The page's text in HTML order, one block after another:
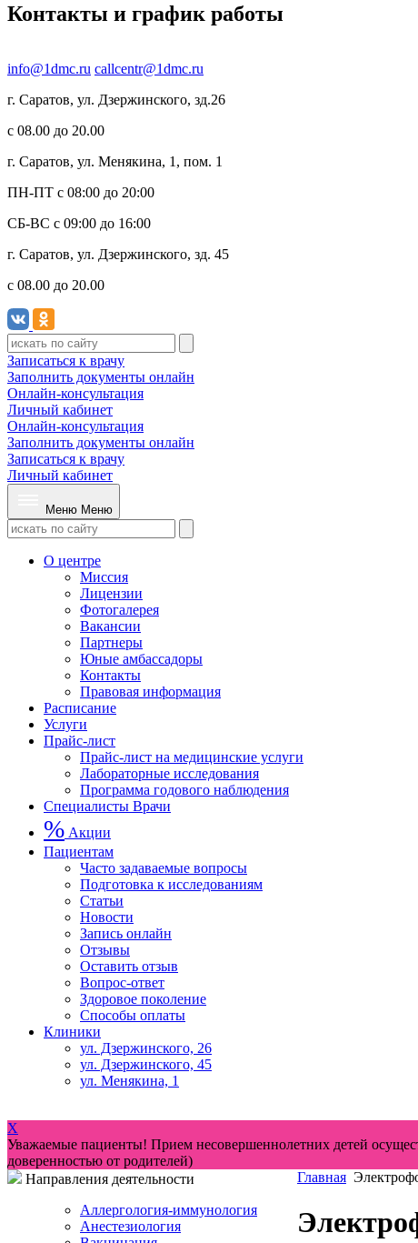
Контакты и график работы
info@1dmc.ru callcentr@1dmc.ru
г. Саратов, ул. Дзержинского, зд.26
c 08.00 до 20.00
г. Саратов, ул. Менякина, 1, пом. 1
ПН-ПТ с 08:00 до 20:00
СБ-ВС с 09:00 до 16:00
г. Саратов, ул. Дзержинского, зд. 45
c 08.00 до 20.00
Записаться к врачу
Заполнить документы онлайн
Онлайн-консультация
Личный кабинет
Онлайн-консультация
Заполнить документы онлайн
Записаться к врачу
Личный кабинет
Меню Меню
О центре
Миссия
Лицензии
Фотогалерея
Вакансии
Партнеры
Юные амбассадоры
Контакты
Правовая информация
Расписание
Услуги
Прайс-лист
Прайс-лист на медицинские услуги
Лабораторные исследования
Программа годового наблюдения
Специалисты Врачи
% Акции
Пациентам
Часто задаваемые вопросы
Подготовка к исследованиям
Статьи
Новости
Запись онлайн
Отзывы
Оставить отзыв
Вопрос-ответ
Здоровое поколение
Способы оплаты
Клиники
ул. Дзержинского, 26
ул. Дзержинского, 45
ул. Менякина, 1
X
Уважаемые пациенты! Прием несовершеннолетних детей
доверенностью от родителей)
Главная
Направления деятельности
Аллергология-иммунология
Анестезиология